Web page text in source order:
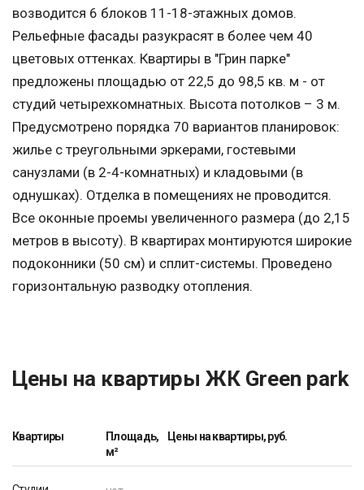
возводится 6 блоков 11-18-этажных домов.
Рельефные фасады разукрасят в более чем 40
цветовых оттенках. Квартиры в "Грин парке"
предложены площадью от 22,5 до 98,5 кв. м - от
студий четырехкомнатных. Высота потолков – 3 м.
Предусмотрено порядка 70 вариантов планировок:
жилье с треугольными эркерами, гостевыми
санузлами (в 2-4-комнатных) и кладовыми (в
однушках). Отделка в помещениях не проводится.
Все оконные проемы увеличенного размера (до 2,15
метров в высоту). В квартирах монтируются широкие
подоконники (50 см) и сплит-системы. Проведено
горизонтальную разводку отопления.
Цены на квартиры ЖК Green park
Квартиры
Площадь,
м²
Цены на квартиры, руб.